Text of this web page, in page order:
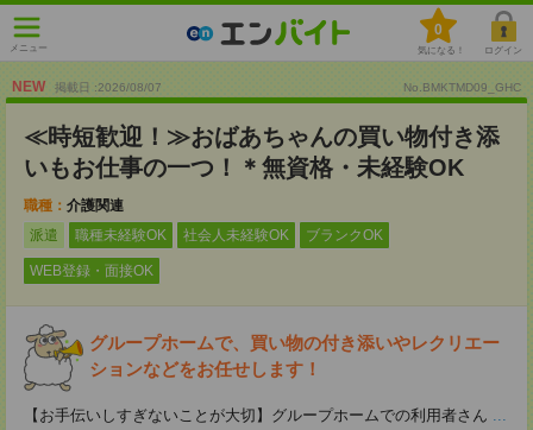
メニュー
0
気になる！ ログイン
NEW 掲載日 :2026/08/07 No.BMKTMD09_GHC
≪時短歓迎！≫おばあちゃんの買い物付き添
いもお仕事の一つ！＊無資格・未経験OK
職種： 介護関連
派遣
職種未経験OK 社会人未経験OK ブランクOK
WEB登録・面接OK
グループホームで、買い物の付き添いやレクリエー
ションなどをお任せします！
【お手伝いしすぎないことが大切】グループホームでの利用者さん ...